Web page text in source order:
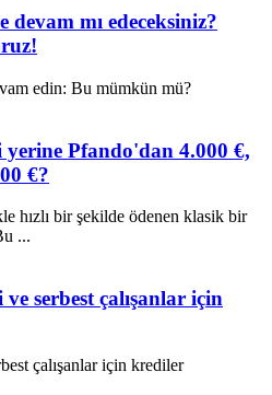
devam mı edeceksiniz?
edin: Bu mümkün mü?
Pfando'dan 4.000 €,
€?
hızlı bir şekilde ödenen klasik bir
...
serbest çalışanlar için
çalışanlar için krediler